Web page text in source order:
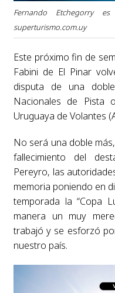
Fernando Etchegorry
superturismo.com.uy
Este próximo fin de
Fabini de El Pinar
disputa de una
Nacionales de Pista
Uruguaya de Volantes
No será una doble
fallecimiento del
Pereyro, las
memoria poniendo en
temporada la “Copa
manera un muy
trabajó y se esforzó
nuestro país.